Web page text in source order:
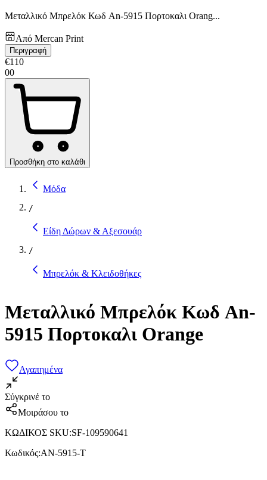
Μεταλλικό Μπρελόκ Κωδ An-5915 Πορτοκαλι Orang...
Από Mercan Print
Περιγραφή
€110
00
Προσθήκη στο καλάθι
Μόδα
/
Είδη Δώρων & Αξεσουάρ
/
Μπρελόκ & Κλειδοθήκες
Μεταλλικό Μπρελόκ Κωδ An-
5915 Πορτοκαλι Orange
Αγαπημένα
Σύγκρινέ το
Μοιράσου το
ΚΩΔΙΚΟΣ SKU:SF-109590641
Κωδικός:AN-5915-T